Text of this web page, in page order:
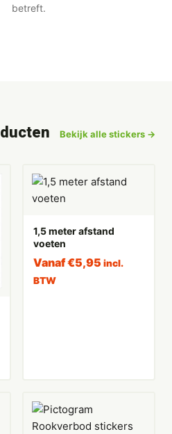
betreft.
Bekijk alle stickers →
1,5 meter afstand
voeten
Vanaf€5,95 incl.
BTW